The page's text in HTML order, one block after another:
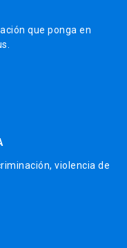
que ponga en
violencia de